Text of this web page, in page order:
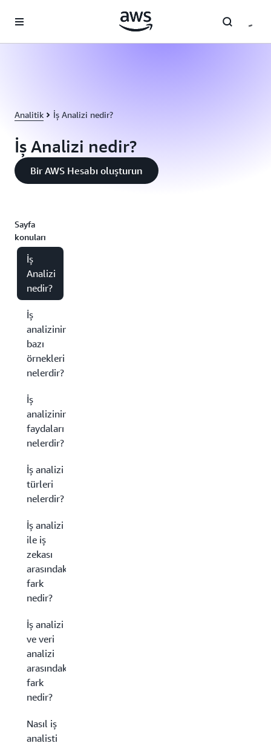
Analitik İş Analizi nedir?
İş Analizi nedir?
Bir AWS Hesabı oluşturun
Sayfa
konuları
İş
Analizi
nedir?
İş
analizinin
bazı
örnekleri
nelerdir?
İş
analizinin
faydaları
nelerdir?
İş analizi
türleri
nelerdir?
İş analizi
ile iş
zekası
arasındaki
fark
nedir?
İş analizi
ve veri
analizi
arasındaki
fark
nedir?
Nasıl iş
analisti